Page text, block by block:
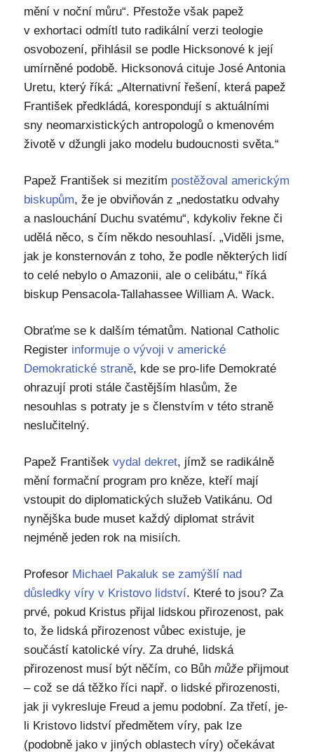
mění v noční můru“. Přestože však papež
v exhortaci odmítl tuto radikální verzi teologie
osvobození, přihlásil se podle Hicksonové k její
umírněné podobě. Hicksonová cituje José Antonia
Uretu, který říká: „Alternativní řešení, která papež
František předkládá, korespondují s aktuálními
sny neomarxistických antropologů o kmenovém
životě v džungli jako modelu budoucnosti světa.“
Papež František si mezitím postěžoval americkým
biskupům, že je obviňován z „nedostatku odvahy
a naslouchání Duchu svatému“, kdykoliv řekne či
udělá něco, s čím někdo nesouhlasí. „Viděli jsme,
jak je konsternován z toho, že podle některých lidí
to celé nebylo o Amazonii, ale o celibátu,“ říká
biskup Pensacola-Tallahassee William A. Wack.
Obraťme se k dalším tématům. National Catholic
Register informuje o vývoji v americké
Demokratické straně, kde se pro-life Demokraté
ohrazují proti stále častějším hlasům, že
nesouhlas s potraty je s členstvím v této straně
neslučitelný.
Papež František vydal dekret, jímž se radikálně
mění formační program pro kněze, kteří mají
vstoupit do diplomatických služeb Vatikánu. Od
nynějška bude muset každý diplomat strávit
nejméně jeden rok na misiích.
Profesor Michael Pakaluk se zamýšlí nad
důsledky víry v Kristovo lidství. Které to jsou? Za
prvé, pokud Kristus přijal lidskou přirozenost, pak
to, že lidská přirozenost vůbec existuje, je
součástí katolické víry. Za druhé, lidská
přirozenost musí být něčím, co Bůh můžepřijmout
– což se dá těžko říci např. o lidské přirozenosti,
jak ji vykresluje Freud a jemu podobní. Za třetí, je-
li Kristovo lidství předmětem víry, pak lze
(podobně jako v jiných oblastech víry) očekávat